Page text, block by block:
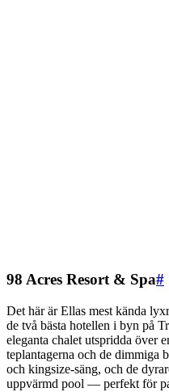
98 Acres Resort & Spa#
Det här är Ellas mest kända
de två bästa hotellen i byn på
eleganta chalet utspridda över
teplantagerna och de dimmiga
och kingsize-säng, och de
uppvärmd pool — perfekt för